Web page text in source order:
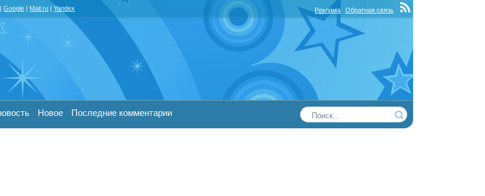
| Google | Mail.ru | Yandex Реклама Обратная связь
Новое Последние комментарии